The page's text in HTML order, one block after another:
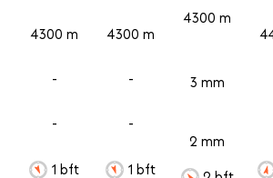
4300 m
-
-
1 bft
4300 m
-
-
1 bft
4300 m
3 mm
2 mm